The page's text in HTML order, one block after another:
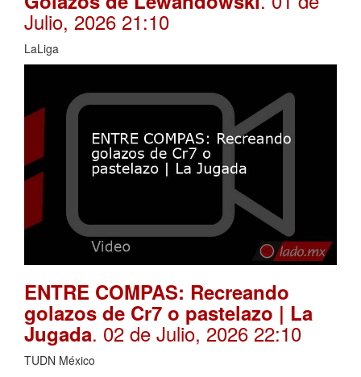
Julio, 2026 21:10
LaLiga
ENTRE COMPAS: Recreando
golazos de Cr7 o pastelazo | La
Jugada. 02 de Julio, 2026 22:10
TUDN México